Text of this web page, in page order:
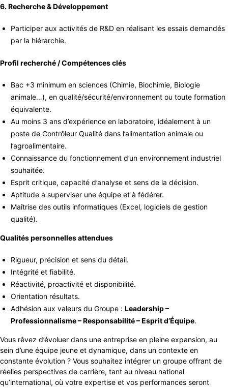
6. Recherche & Développement
Participer aux activités de R&D en réalisant les essais demandés
par la hiérarchie.
Profil recherché / Compétences clés
Bac +3 minimum en sciences (Chimie, Biochimie, Biologie
animale…), en qualité/sécurité/environnement ou toute formation
équivalente.
Au moins 3 ans d’expérience en laboratoire, idéalement à un
poste de Contrôleur Qualité dans l’alimentation animale ou
l’agroalimentaire.
Connaissance du fonctionnement d’un environnement industriel
souhaitée.
Esprit critique, capacité d’analyse et sens de la décision.
Aptitude à superviser une équipe et à fédérer.
Maîtrise des outils informatiques (Excel, logiciels de gestion
qualité).
Qualités personnelles attendues
Rigueur, précision et sens du détail.
Intégrité et fiabilité.
Réactivité, proactivité et disponibilité.
Orientation résultats.
Adhésion aux valeurs du Groupe : Leadership –
Professionnalisme – Responsabilité – Esprit d’Équipe.
Vous rêvez d’évoluer dans une entreprise en pleine expansion, au
sein d’une équipe jeune et dynamique, dans un contexte en
constante évolution ? Vous souhaitez intégrer un groupe offrant de
réelles perspectives de carrière, tant au niveau national
qu’international, où votre expertise et vos performances seront